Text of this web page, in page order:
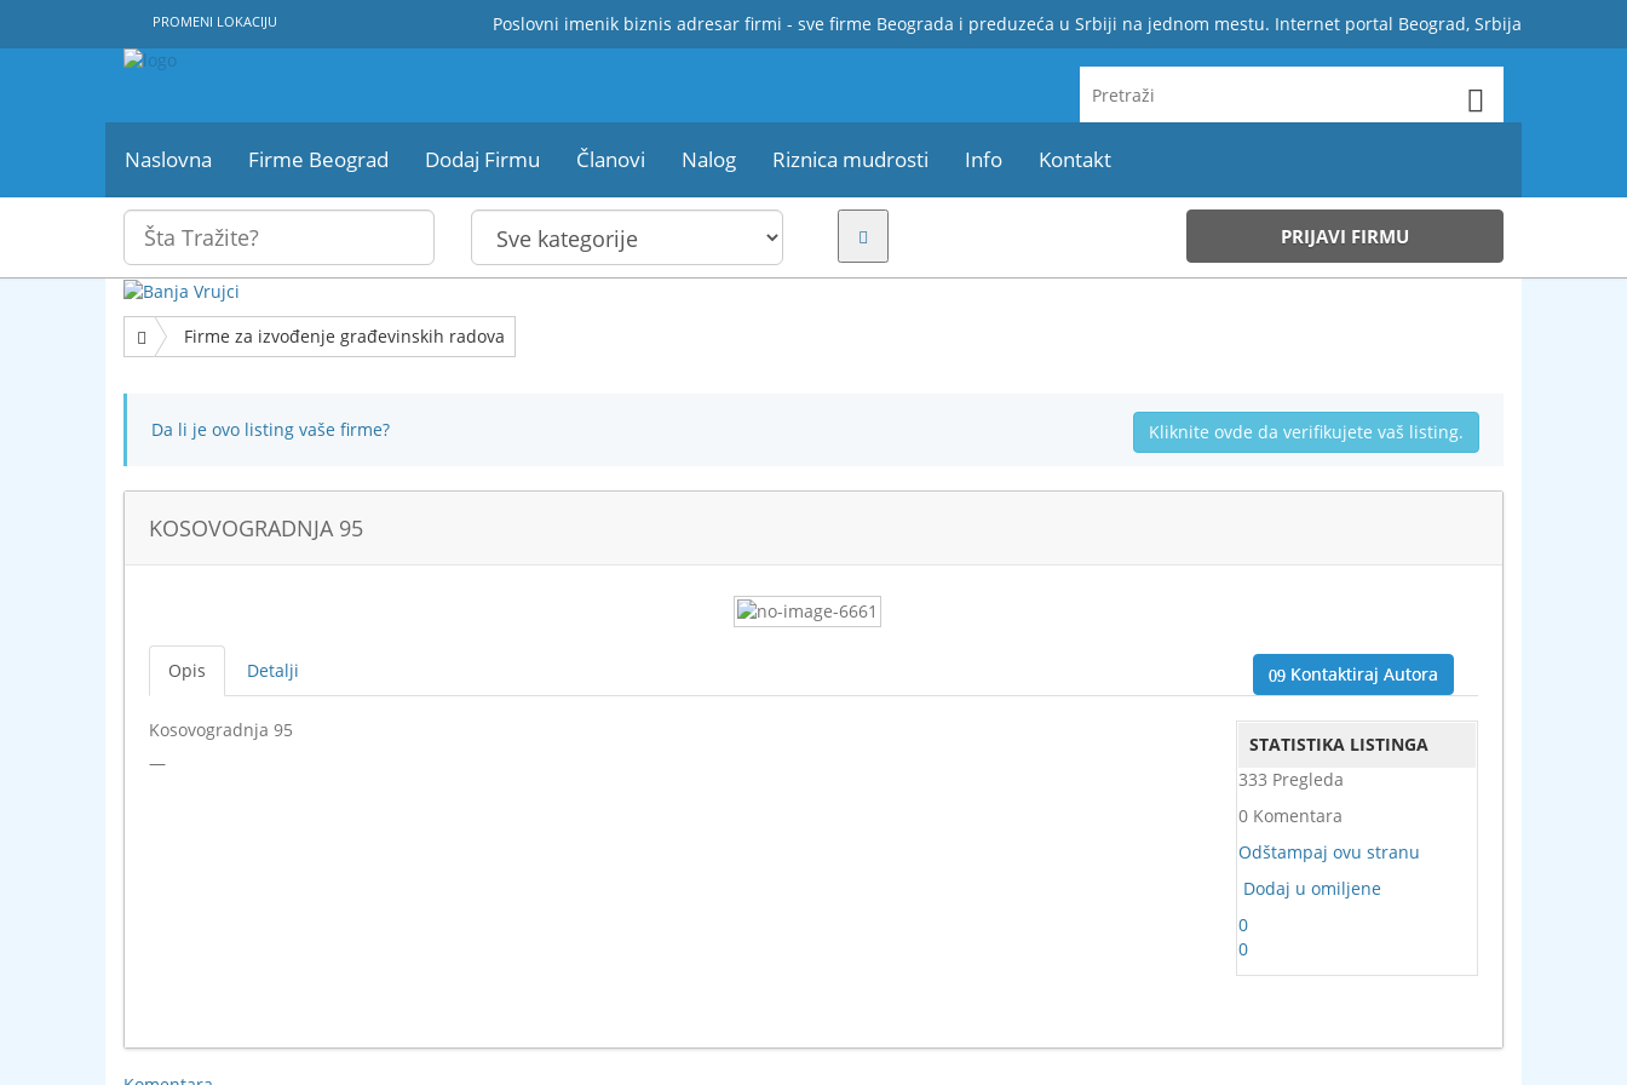
Poslovni imenik biznis adresar firmi - sve firme Beograda i preduzeća u Srbiji na jednom mestu. Internet portal Beograd, Srbija
PROMENI LOKACIJU
Naslovna Firme Beograd Dodaj Firmu Članovi Nalog Riznica mudrosti Info Kontakt
PRIJAVI FIRMU
Firme za izvođenje građevinskih radova
Da li je ovo listing vaše firme? Kliknite ovde da verifikujete vaš listing.
KOSOVOGRADNJA 95
Kontaktiraj Autora
Opis Detalji
STATISTIKA LISTINGA
333 Pregleda
0 Komentara
Odštampaj ovu stranu
Dodaj u omiljene
0
0
Kosovogradnja 95
—